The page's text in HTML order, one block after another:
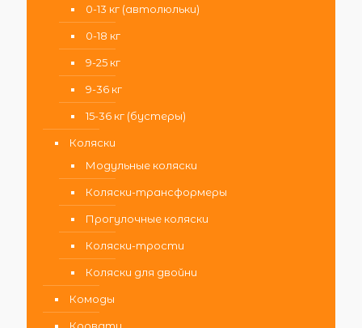
0-13 кг (автолюльки)
0-18 кг
9-25 кг
9-36 кг
15-36 кг (бустеры)
Коляски
Модульные коляски
Коляски-трансформеры
Прогулочные коляски
Коляски-трости
Коляски для двойни
Комоды
Кровати